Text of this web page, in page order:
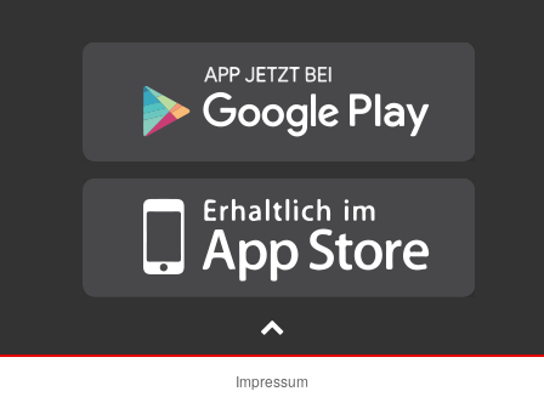
Impressum